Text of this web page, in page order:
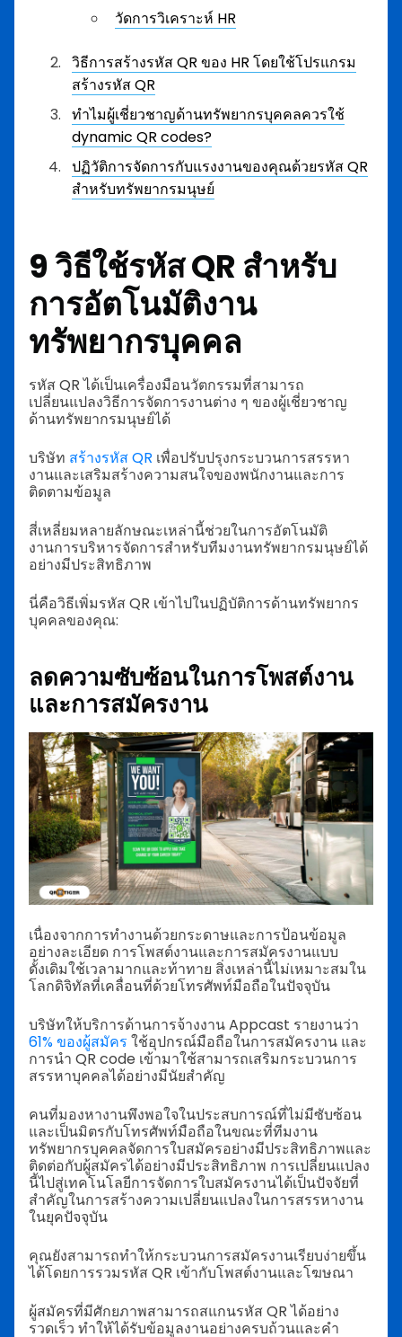
วัดการวิเคราะห์ HR
วิธีการสร้างรหัส QR ของ HR โดยใช้โปรแกรม
สร้างรหัส QR
ทำไมผู้เชี่ยวชาญด้านทรัพยากรบุคคลควรใช้
dynamic QR codes?
ปฏิวัติการจัดการกับแรงงานของคุณด้วยรหัส QR
สำหรับทรัพยากรมนุษย์
9 วิธีใช้รหัส QR สำหรับ
การอัตโนมัติงาน
ทรัพยากรบุคคล
รหัส QR ได้เป็นเครื่องมือนวัตกรรมที่สามารถ
เปลี่ยนแปลงวิธีการจัดการงานต่าง ๆ ของผู้เชี่ยวชาญ
ด้านทรัพยากรมนุษย์ได้
บริษัท สร้างรหัส QR เพื่อปรับปรุงกระบวนการสรรหา
งานและเสริมสร้างความสนใจของพนักงานและการ
ติดตามข้อมูล
สี่เหลี่ยมหลายลักษณะเหล่านี้ช่วยในการอัตโนมัติ
งานการบริหารจัดการสำหรับทีมงานทรัพยากรมนุษย์ได้
อย่างมีประสิทธิภาพ
นี่คือวิธีเพิ่มรหัส QR เข้าไปในปฏิบัติการด้านทรัพยากร
บุคคลของคุณ:
ลดความซับซ้อนในการโพสต์งาน
และการสมัครงาน
เนื่องจากการทำงานด้วยกระดาษและการป้อนข้อมูล
อย่างละเอียด การโพสต์งานและการสมัครงานแบบ
ดั้งเดิมใช้เวลามากและท้าทาย สิ่งเหล่านี้ไม่เหมาะสมใน
โลกดิจิทัลที่เคลื่อนที่ด้วยโทรศัพท์มือถือในปัจจุบัน
บริษัทให้บริการด้านการจ้างงาน Appcast รายงานว่า
61% ของผู้สมัคร ใช้อุปกรณ์มือถือในการสมัครงาน และ
การนำ QR code เข้ามาใช้สามารถเสริมกระบวนการ
สรรหาบุคคลได้อย่างมีนัยสำคัญ
คนที่มองหางานพึงพอใจในประสบการณ์ที่ไม่มีซับซ้อน
และเป็นมิตรกับโทรศัพท์มือถือในขณะที่ทีมงาน
ทรัพยากรบุคคลจัดการใบสมัครอย่างมีประสิทธิภาพและ
ติดต่อกับผู้สมัครได้อย่างมีประสิทธิภาพ การเปลี่ยนแปลง
นี้ไปสู่เทคโนโลยีการจัดการใบสมัครงานได้เป็นปัจจัยที่
สำคัญในการสร้างความเปลี่ยนแปลงในการสรรหางาน
ในยุคปัจจุบัน
คุณยังสามารถทำให้กระบวนการสมัครงานเรียบง่ายขึ้น
ได้โดยการรวมรหัส QR เข้ากับโพสต์งานและโฆษณา
ผู้สมัครที่มีศักยภาพสามารถสแกนรหัส QR ได้อย่าง
รวดเร็ว ทำให้ได้รับข้อมูลงานอย่างครบถ้วนและคำ